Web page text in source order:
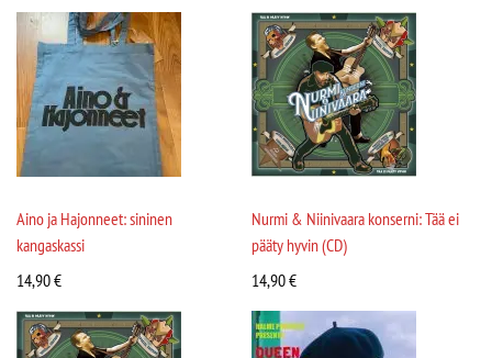
Aino ja Hajonneet: sininen
kangaskassi
14,90€
Nurmi & Niinivaara konserni: Tää ei
pääty hyvin (CD)
14,90€